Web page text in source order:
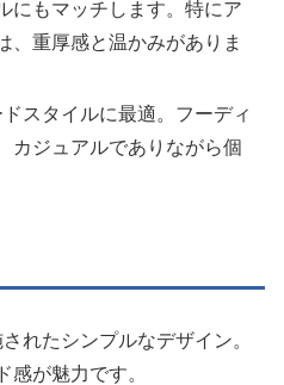
にもマッチします。特にア
、重厚感と温かみがありま
スタイルに最適。フーディ
カジュアルでありながら個
れたシンプルなデザイン。
感が魅力です。